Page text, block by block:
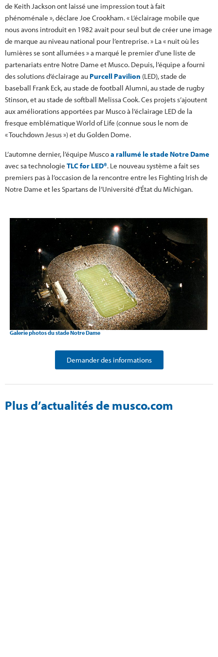
de Keith Jackson ont laissé une impression tout à fait
phénoménale », déclare Joe Crookham. « L’éclairage mobile que
nous avons introduit en 1982 avait pour seul but de créer une image
de marque au niveau national pour l’entreprise. » La « nuit où les
lumières se sont allumées » a marqué le premier d’une liste de
partenariats entre Notre Dame et Musco. Depuis, l’équipe a fourni
des solutions d’éclairage au Purcell Pavilion (LED), stade de
baseball Frank Eck, au stade de football Alumni, au stade de rugby
Stinson, et au stade de softball Melissa Cook. Ces projets s’ajoutent
aux améliorations apportées par Musco à l’éclairage LED de la
fresque emblématique World of Life (connue sous le nom de
« Touchdown Jesus ») et du Golden Dome.
L’automne dernier, l’équipe Muscoa rallumé le stade Notre Dame
avec sa technologie TLC for LED®. Le nouveau système a fait ses
premiers pas à l’occasion de la rencontre entre les Fighting Irish de
Notre Dame et les Spartans de l’Université d’État du Michigan.
Galerie photos du stade Notre Dame
Demander des informations
Plus d’actualités de musco.com